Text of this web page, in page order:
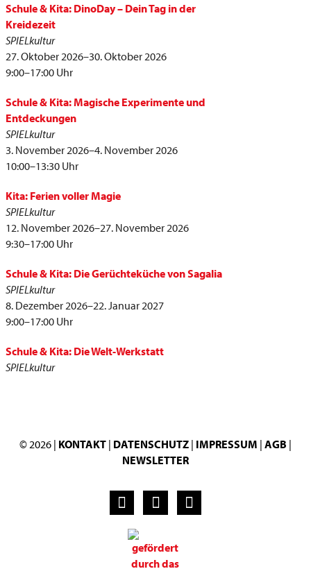
Schule & Kita: DinoDay – Dein Tag in der
Kreidezeit
SPIELkultur
27. Oktober 2026–30. Oktober 2026
9:00–17:00 Uhr
Schule & Kita: Magische Experimente und
Entdeckungen
SPIELkultur
3. November 2026–4. November 2026
10:00–13:30 Uhr
Kita: Ferien voller Magie
SPIELkultur
12. November 2026–27. November 2026
9:30–17:00 Uhr
Schule & Kita: Die Gerüchteküche von Sagalia
SPIELkultur
8. Dezember 2026–22. Januar 2027
9:00–17:00 Uhr
Schule & Kita: Die Welt-Werkstatt
SPIELkultur
© 2026 | KONTAKT | DATENSCHUTZ | IMPRESSUM | AGB |
NEWSLETTER
F
a
c
e
I
n
s
a
Y
o
u